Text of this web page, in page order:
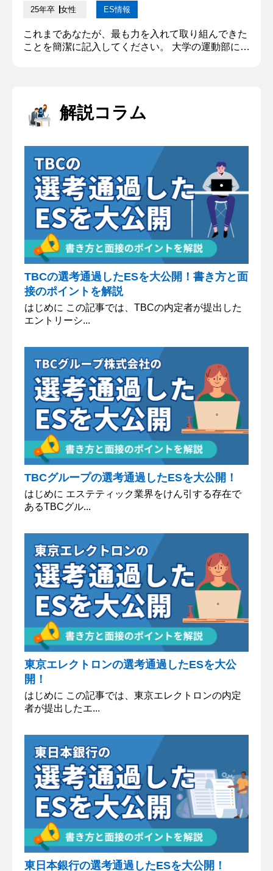
25年卒 女性 ES情報
これまであなたが、最も力を入れて取り組んできた
ことを簡潔に記入してください。 大学の運動部にて
ーム力、特に『縦のつながり』不足がチームの課題
の１つにあった。大学の学部生から院生まで所属す
解説コラム
TBCの選考通過したESを大公開！書き方と面
接のポイントを解説
はじめに この記事では、TBCの内定者が提出した
エントリーシ...
TBCグループの選考通過したESを大公開！
はじめに エステティック業界をけん引する存在で
あるTBCグル...
東京エレクトロンの選考通過したESを大公
開！
はじめに この記事では、東京エレクトロンの内定
者が提出したエ...
東日本銀行の選考通過したESを大公開！